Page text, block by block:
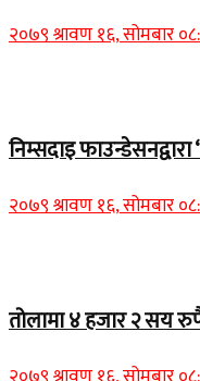
२०७९ श्रावण १६, सोमबार
निम्सदाइ
२०७९ श्रावण १६, सोमबार
तोलामा ४ हजार २ सय